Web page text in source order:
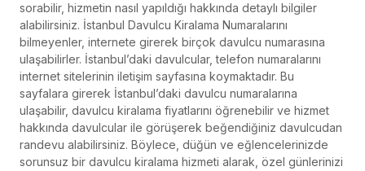
sorabilir, hizmetin nasıl yapıldığı hakkında detaylı bilgiler
alabilirsiniz. İstanbul Davulcu Kiralama Numaralarını
bilmeyenler, internete girerek birçok davulcu numarasına
ulaşabilirler. İstanbul’daki davulcular, telefon numaralarını
internet sitelerinin iletişim sayfasına koymaktadır. Bu
sayfalara girerek İstanbul’daki davulcu numaralarına
ulaşabilir, davulcu kiralama fiyatlarını öğrenebilir ve hizmet
hakkında davulcular ile görüşerek beğendiğiniz davulcudan
randevu alabilirsiniz. Böylece, düğün ve eğlencelerinizde
sorunsuz bir davulcu kiralama hizmeti alarak, özel günlerinizi